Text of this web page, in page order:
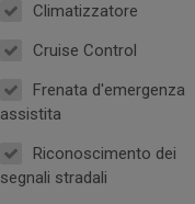
Climatizzatore
Cruise Control
Frenata d'emergenza
assistita
Riconoscimento dei
segnali stradali